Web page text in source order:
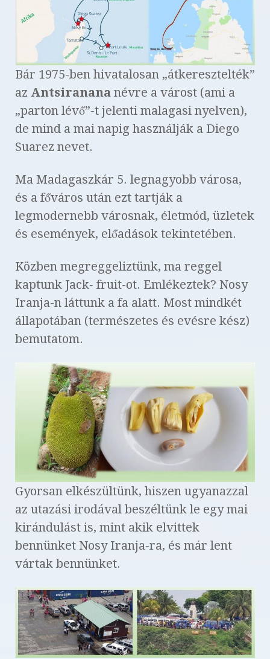
Bár 1975-ben hivatalosan „átkeresztelték”
az Antsiranana névre a várost (ami a
„parton lévő”-t jelenti malagasi nyelven),
de mind a mai napig használják a Diego
Suarez nevet.
Ma Madagaszkár 5. legnagyobb városa,
és a főváros után ezt tartják a
legmodernebb városnak, életmód, üzletek
és események, előadások tekintetében.
Közben megreggeliztünk, ma reggel
kaptunk Jack- fruit-ot. Emlékeztek? Nosy
Iranja-n láttunk a fa alatt. Most mindkét
állapotában (természetes és evésre kész)
bemutatom.
Gyorsan elkészültünk, hiszen ugyanazzal
az utazási irodával beszéltünk le egy mai
kirándulást is, mint akik elvittek
bennünket Nosy Iranja-ra, és már lent
vártak bennünket.